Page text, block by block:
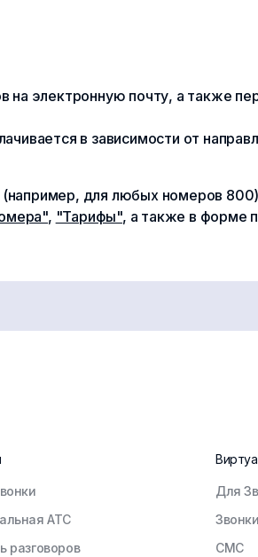
электронную почту, а также
в зависимости от
для любых номеров
, "Тарифы", а также в форме
АТС
разговоров
Для
СМС